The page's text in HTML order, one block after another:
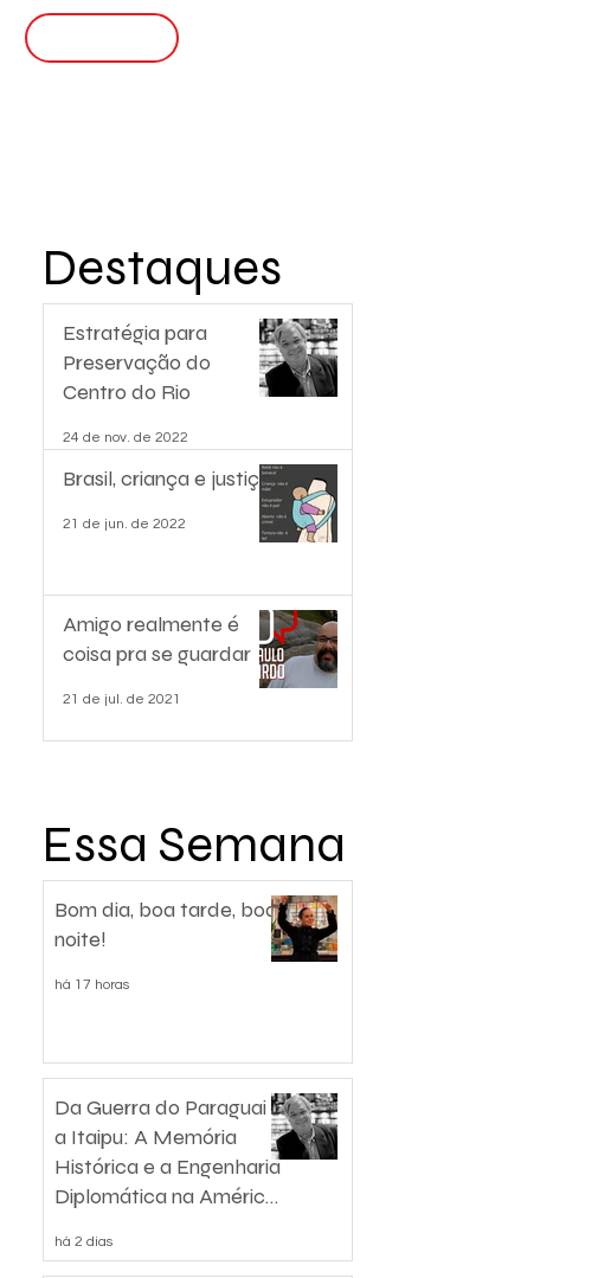
Estratégia para
Preservação do
Centro do Rio
24 de nov. de 2022
Brasil, criança e justiça.
21 de jun. de 2022
Amigo realmente é
coisa pra se guardar
21 de jul. de 2021
Destaques
Bom dia, boa tarde, boa
noite!
há 17 horas
Da Guerra do Paraguai
a Itaipu: A Memória
Histórica e a Engenharia
Diplomática na América
há 2 dias
Essa Semana